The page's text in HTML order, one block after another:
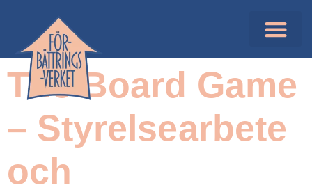
The Board Game
– Styrelsearbete
och